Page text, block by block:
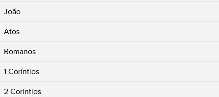
João
Atos
Romanos
1 Coríntios
2 Coríntios